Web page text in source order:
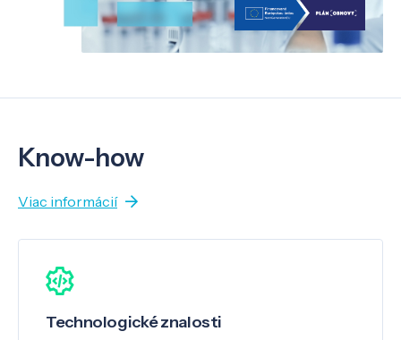
Know-how
Viac informácií
Technologické znalosti